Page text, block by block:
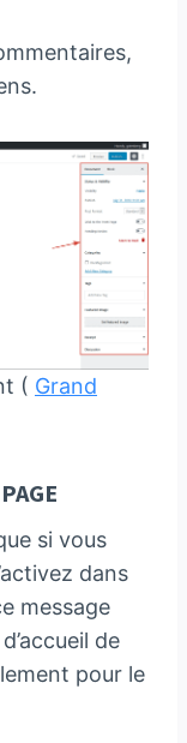
( Grand
si vous
dans
message
de
pour le